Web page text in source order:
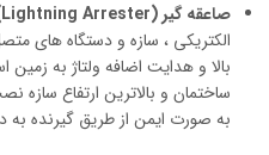
صاعقه گیر (Lightning Arrester
الکتریکی ، سازه و دستگاه های
بالا و هدایت اضافه ولتاژ به
ساختمان و بالاترین ارتفاع سازه
به صورت ایمن از طریق گیرنده به